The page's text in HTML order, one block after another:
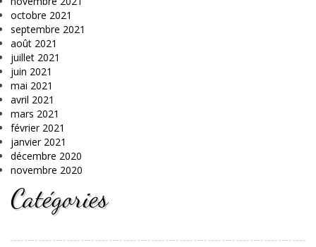
octobre 2021
septembre 2021
août 2021
juillet 2021
juin 2021
mai 2021
avril 2021
mars 2021
février 2021
janvier 2021
décembre 2020
novembre 2020
Catégories